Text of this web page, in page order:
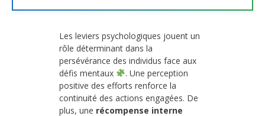
Les leviers psychologiques jouent un
rôle déterminant dans la
persévérance des individus face aux
défis mentaux
. Une perception
positive des efforts renforce la
continuité des actions engagées. De
plus, une récompense interne